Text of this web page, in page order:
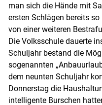
man sich die Hände mit
ersten Schlägen bereits
von einer weiteren
Die Volksschule dauerte
Schuljahr bestand die
sogenann­ten
dem neunten Schuljahr
Donnerstag die
intelligente Bur­schen